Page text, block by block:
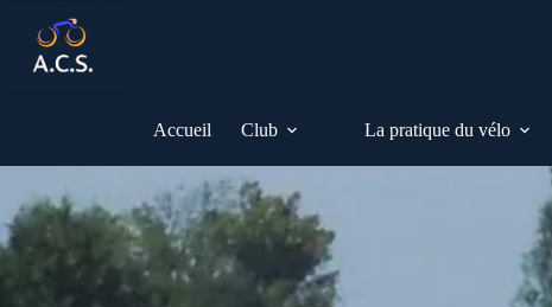
contenu
Accueil Club La pratique du vélo